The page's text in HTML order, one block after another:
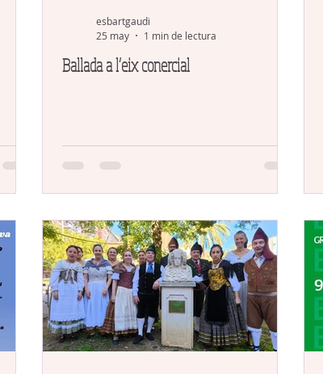
Ballada a l’eix conercial
esbartgaudi
25 may
1 min de lectura